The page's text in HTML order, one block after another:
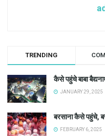
TRENDING
कैसे पहुंचे बाबा
JANUARY 29, 2025
बरसाना कैसे पहुंचे,
FEBRUARY 6, 2025